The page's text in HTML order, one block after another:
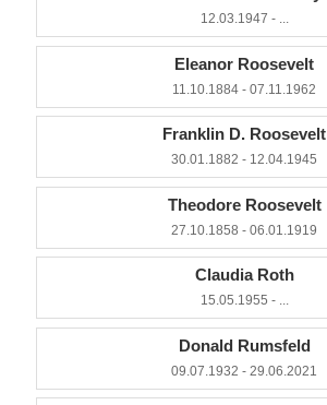
12.03.1947 - ...
Eleanor Roosevelt
11.10.1884 - 07.11.1962
Franklin D. Roosevelt
30.01.1882 - 12.04.1945
Theodore Roosevelt
27.10.1858 - 06.01.1919
Claudia Roth
15.05.1955 - ...
Donald Rumsfeld
09.07.1932 - 29.06.2021